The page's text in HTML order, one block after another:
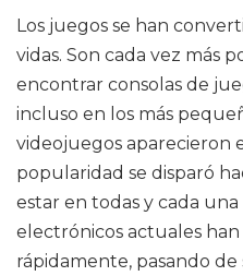
Los juegos se han
vidas. Son cada vez más
encontrar consolas de
incluso en los más
videojuegos aparecieron
popularidad se disparó
estar en todas y cada
electrónicos actuales
rápidamente, pasando